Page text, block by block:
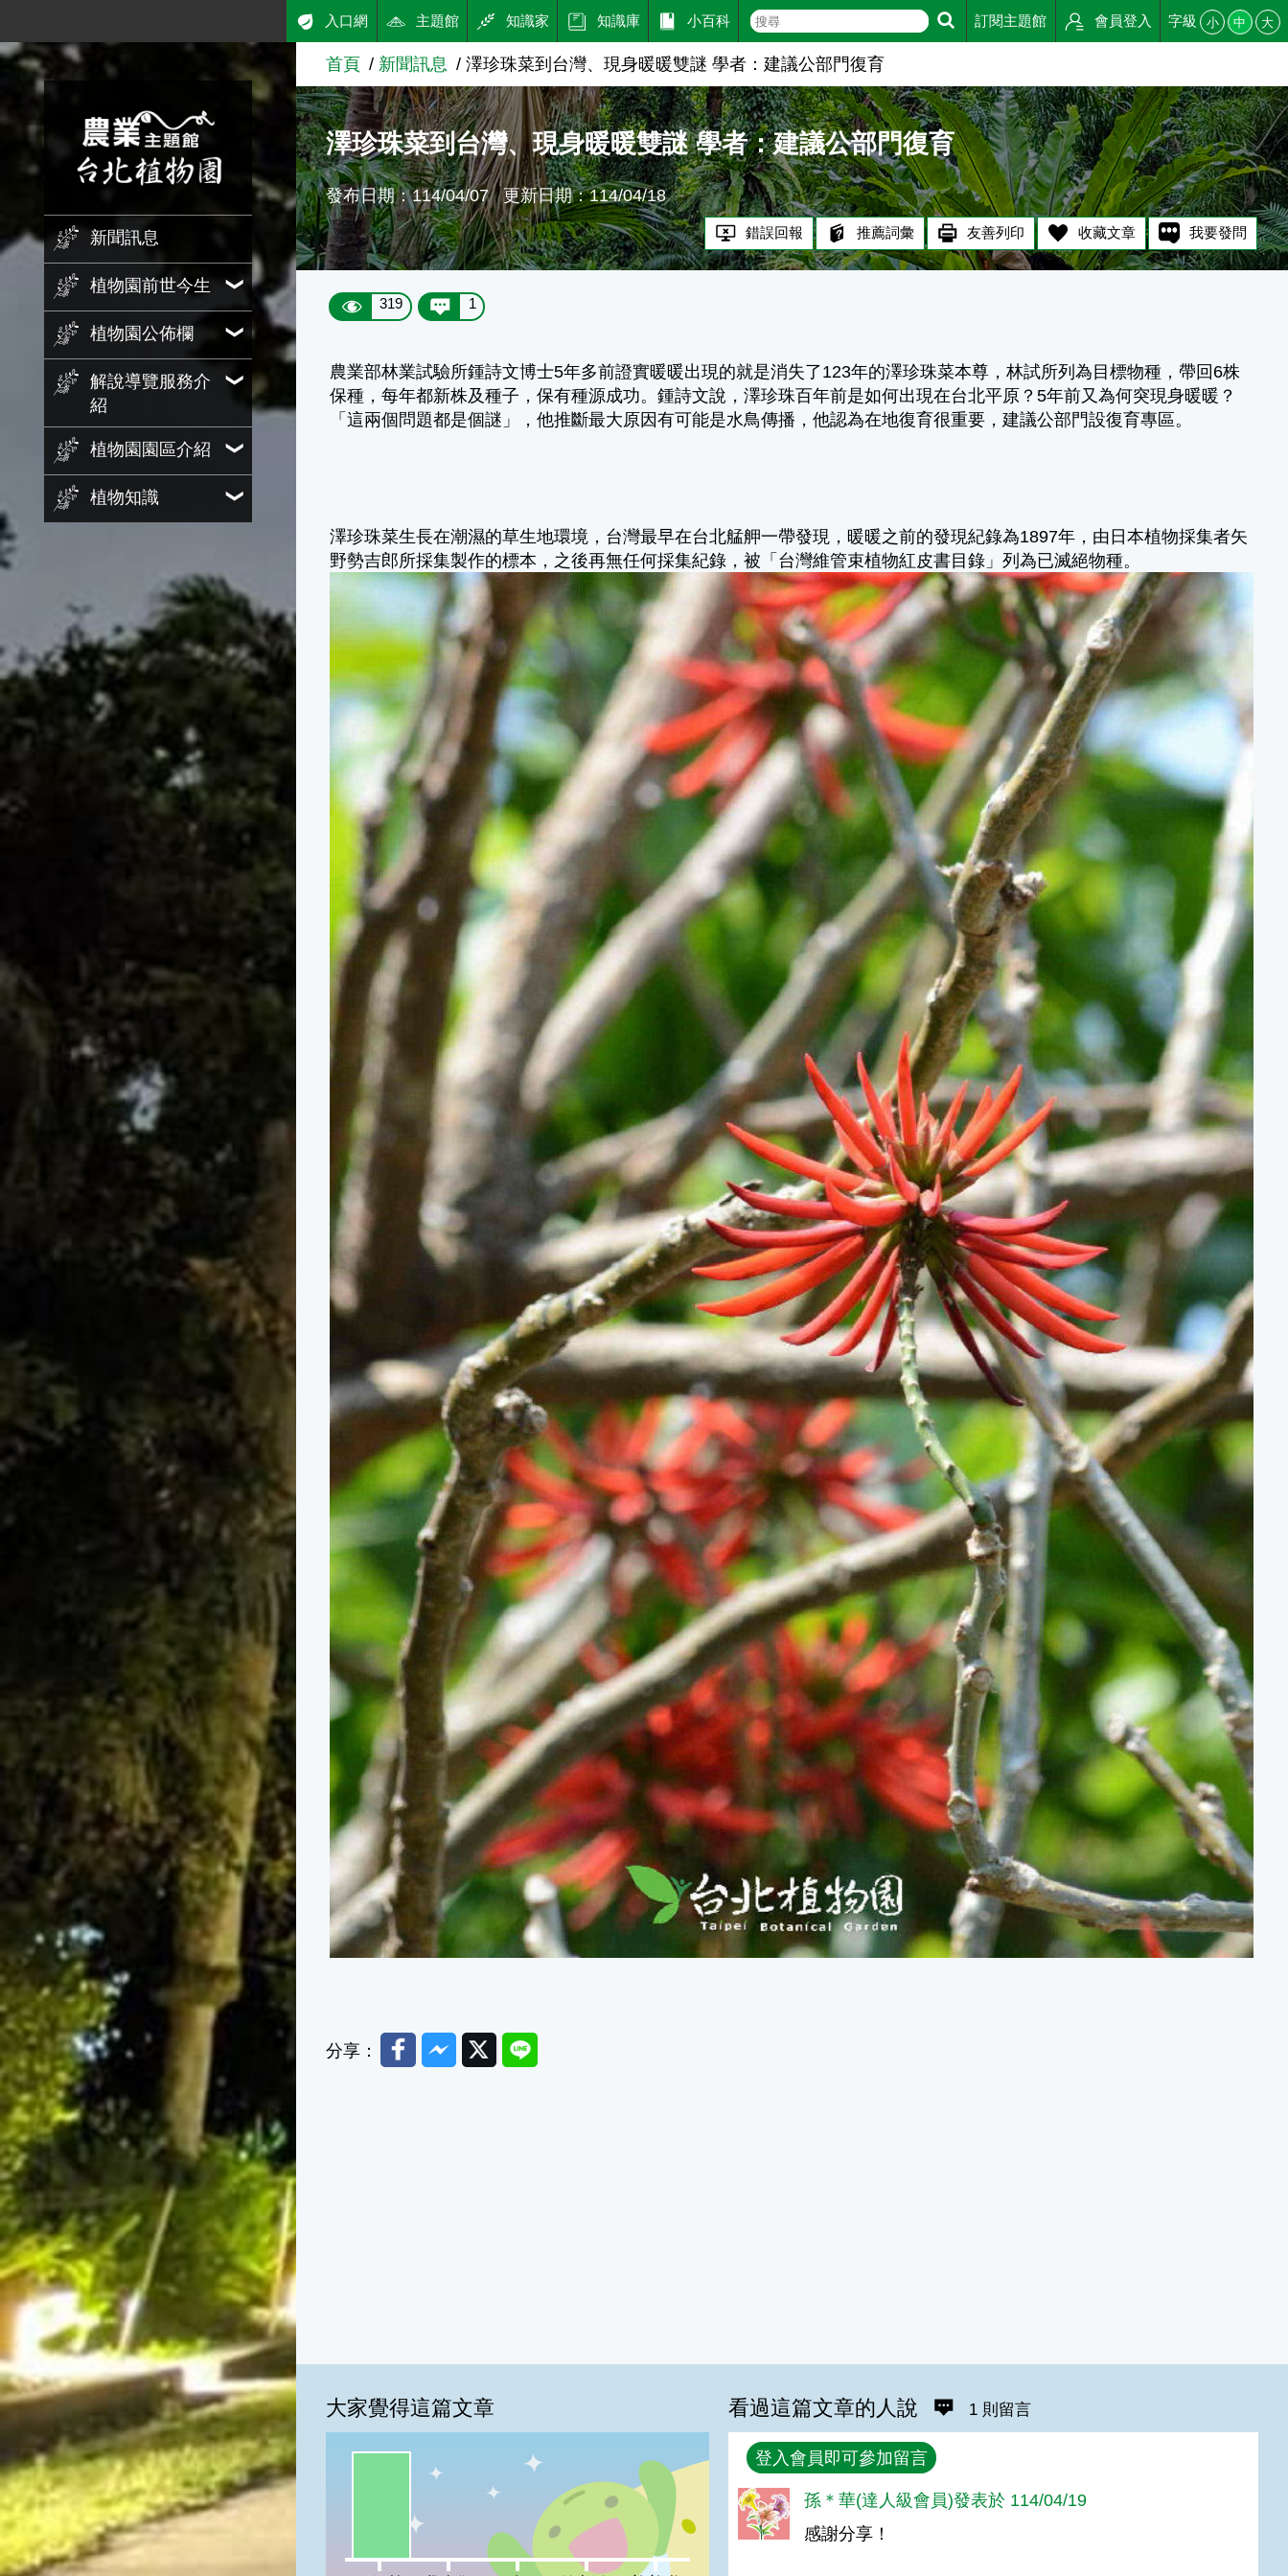
跳到主要內容
農業知識入口網
新聞訊息
植物園前世今生
植物園公佈欄
解說導覽服務介
紹
植物園園區介紹
植物知識
入口網 主題館 知識家 知識庫 小百科 訂閱主題館 會員登入 字級 小 中 大
首頁 新聞訊息 澤珍珠菜到台灣、現身暖暖雙謎 學者：建議公部門復育
澤珍珠菜到台灣、現身暖暖雙謎 學者：建議公部門復育
發布日期：114/04/07 更新日期：114/04/18
錯誤回報 推薦詞彙 友善列印 收藏文章 我要發問
319 1
農業部林業試驗所鍾詩文博士5年多前證實暖暖出現的就是消失了123年的澤珍珠菜本尊，林試所列為目標物種，帶回6株
保種，每年都新株及種子，保有種源成功。鍾詩文說，澤珍珠百年前是如何出現在台北平原？5年前又為何突現身暖暖？
「這兩個問題都是個謎」，他推斷最大原因有可能是水鳥傳播，他認為在地復育很重要，建議公部門設復育專區。
澤珍珠菜生長在潮濕的草生地環境，台灣最早在台北艋舺一帶發現，暖暖之前的發現紀錄為1897年，由日本植物採集者矢
野勢吉郎所採集製作的標本，之後再無任何採集紀錄，被「台灣維管束植物紅皮書目錄」列為已滅絕物種。
分享： FacebookMessenger
TwitterLine
大家覺得這篇文章
一級棒:100%
我喜歡:0%很實用:0% 夠新奇:0%普普啦:0%
看過這篇文章的人說 1 則留言
回覆
登入會員即可參加留言
孫＊華(達人級會員)發表於 114/04/19
感謝分享！